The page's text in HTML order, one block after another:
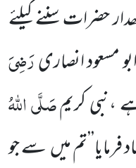
حضراتسننے کیلئے
مسعود انصاریرَضِیَ
،نبیکریمصَلَّی اللّٰہُ
میںسے جو